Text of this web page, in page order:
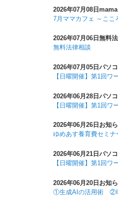
2026年07月08日
7月ママカフェ ～ここ
2026年07月06日 無料
無料法律相談
2026年07月05日 パソ
【日曜開催】第1回ワ
2026年06月28日パソ
【日曜開催】第1回ワ
2026年06月26日 お知
ゆめあす養育費セミナ
2026年06月21日 パソ
【日曜開催】第1回ワ
2026年06月20日お知
①生成AIの活用術